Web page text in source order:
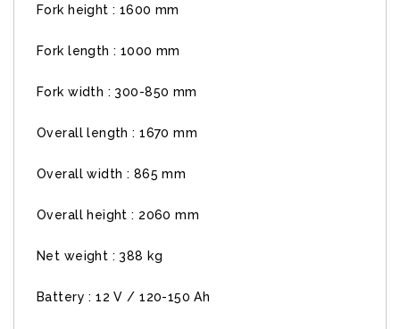
Fork height : 1600 mm
Fork length : 1000 mm
Fork width : 300-850 mm
Overall length : 1670 mm
Overall width : 865 mm
Overall height : 2060 mm
Net weight : 388 kg
Battery : 12 V / 120-150 Ah